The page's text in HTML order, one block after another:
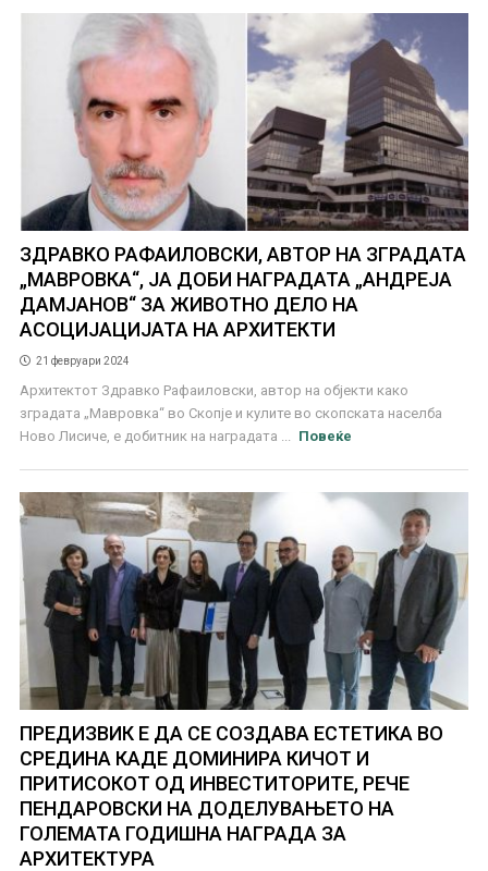
ЗДРАВКО РАФАИЛОВСКИ, АВТОР НА ЗГРАДАТА
„МАВРОВКА“, ЈА ДОБИ НАГРАДАТА „АНДРЕЈА
ДАМЈАНОВ“ ЗА ЖИВОТНО ДЕЛО НА
АСОЦИЈАЦИЈАТА НА АРХИТЕКТИ
21 февруари 2024
Архитектот Здравко Рафаиловски, автор на објекти како
зградата „Мавровка“ во Скопје и кулите во скопската населба
Ново Лисиче, е добитник на наградата ...
Повеќе
ПРЕДИЗВИК Е ДА СЕ СОЗДАВА ЕСТЕТИКА ВО
СРЕДИНА КАДЕ ДОМИНИРА КИЧОТ И
ПРИТИСОКОТ ОД ИНВЕСТИТОРИТЕ, РЕЧЕ
ПЕНДАРОВСКИ НА ДОДЕЛУВАЊЕТО НА
ГОЛЕМАТА ГОДИШНА НАГРАДА ЗА
АРХИТЕКТУРА